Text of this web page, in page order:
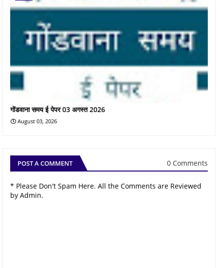
गोंडवाना समय ई पेपर 03 अगस्त 2026
August 03, 2026
POST A COMMENT 0 Comments
* Please Don't Spam Here. All the Comments are Reviewed
by Admin.